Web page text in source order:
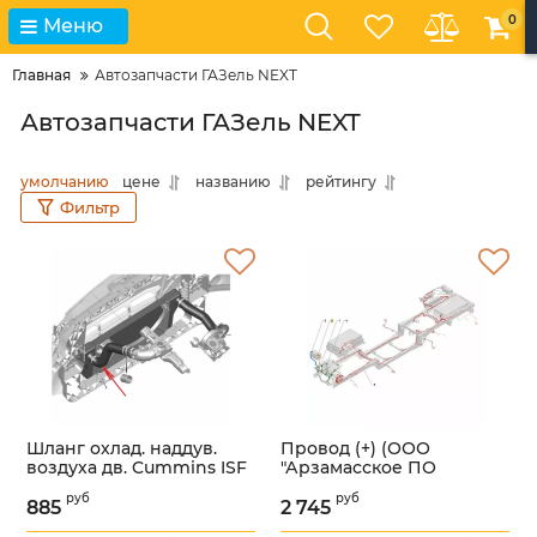
Меню 0
Главная Автозапчасти ГАЗель NEXT
Автозапчасти ГАЗель NEXT
умолчанию цене названию рейтингу
Фильтр
Шланг охлад. наддув.
воздуха дв. Cummins ISF
2.8L ГАЗель NEXT (левый)
(в упак. G-Part)
885 руб
Провод (+) (ООО
"Арзамасское ПО
"Автопровод" ГАЗ
Оригинал) /
2 745 руб